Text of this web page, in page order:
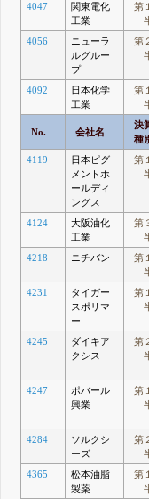
4047
関東電化
工業
第
4056
ニューラ
ルグルー
プ
第
4092
日本化学
工業
第
No. 会社名
決
種
4119
日本ピグ
メントホ
ールディ
ングス
第
4124
大阪油化
工業
第
4218 ニチバン
第
4231
タイガー
スポリマ
ー
第
4245
ダイキア
クシス
第
4247
ポバール
興業
第
4284
ソルクシ
ーズ
第
4365
松本油脂
製薬
第